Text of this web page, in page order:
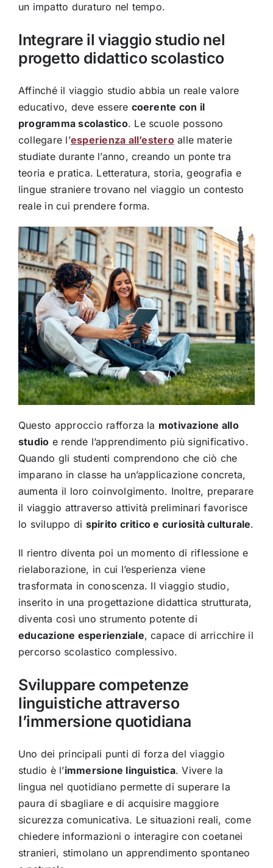
un impatto duraturo nel tempo.
Integrare il viaggio studio nel
progetto didattico scolastico
Affinché il viaggio studio abbia un reale valore
educativo, deve essere coerente con il
programma scolastico. Le scuole possono
collegare l’esperienza all’esteroalle materie
studiate durante l’anno, creando un ponte tra
teoria e pratica. Letteratura, storia, geografia e
lingue straniere trovano nel viaggio un contesto
reale in cui prendere forma.
Questo approccio rafforza la motivazione allo
studio e rende l’apprendimento più significativo.
Quando gli studenti comprendono che ciò che
imparano in classe ha un’applicazione concreta,
aumenta il loro coinvolgimento. Inoltre, preparare
il viaggio attraverso attività preliminari favorisce
lo sviluppo di spirito critico e curiosità culturale.
Il rientro diventa poi un momento di riflessione e
rielaborazione, in cui l’esperienza viene
trasformata in conoscenza. Il viaggio studio,
inserito in una progettazione didattica strutturata,
diventa così uno strumento potente di
educazione esperienziale, capace di arricchire il
percorso scolastico complessivo.
Sviluppare competenze
linguistiche attraverso
l’immersione quotidiana
Uno dei principali punti di forza del viaggio
studio è l’immersione linguistica. Vivere la
lingua nel quotidiano permette di superare la
paura di sbagliare e di acquisire maggiore
sicurezza comunicativa. Le situazioni reali, come
chiedere informazioni o interagire con coetanei
stranieri, stimolano un apprendimento spontaneo